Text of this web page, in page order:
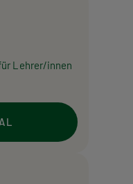
Lehrer/innen